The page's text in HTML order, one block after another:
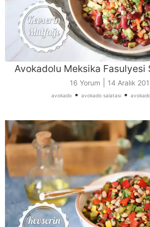
Avokadolu Meksika Fasulyesi
16 Yorum 14 Aralık
avokado• avokado salatası•